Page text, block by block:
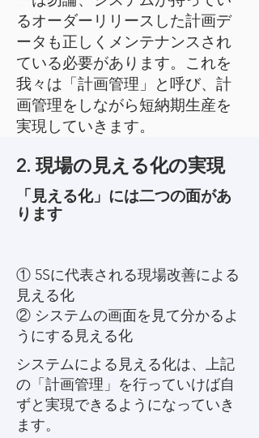
るオーダーリリースした計画デ
ータも正しくメンテナンスされ
ている必要があります。これを
我々は「計画管理」と呼び、計
画管理をしながら短納期生産を
実現していきます。
2. 現場の見える化の実現
「見える化」には二つの面があ
ります
① 5Sに代表される現場改善による
見える化
② システムの画面を見て分かるよ
うにする見える化
システムによる見える化は、上記
の「計画管理」を行っていけば自
ずと実現できるようになっていき
ます。